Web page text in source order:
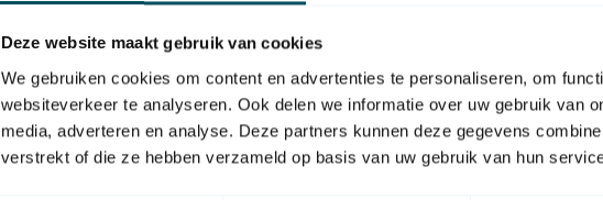
Deze website maakt gebruik van cookies
We gebruiken cookies om content en advertenties te personaliseren, om
websiteverkeer te analyseren. Ook delen we informatie over uw gebruik van
media, adverteren en analyse. Deze partners kunnen deze gegevens
verstrekt of die ze hebben verzameld op basis van uw gebruik van hun
ON9E
433,92MHZ Anzahl der
44x55x10 mm Gewicht
Kunststoff Farbe